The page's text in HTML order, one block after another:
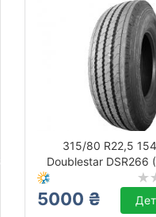
315/80 R22,5
Doublestar DSR266
5000 ₴